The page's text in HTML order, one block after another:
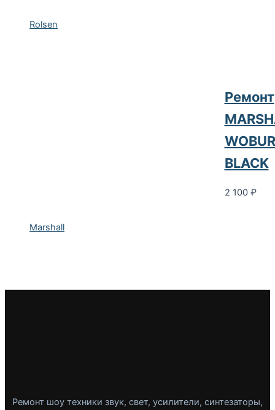
Rolsen
Marshall
Ремонт
BLACK
2 100 ₽
Ремонт шоу техники звук, свет, усилители, синтезаторы,